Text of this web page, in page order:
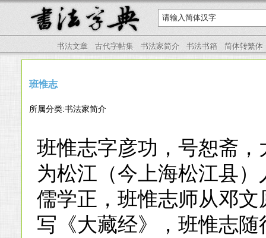
书法文章 古代字帖集 书法家简介 书法书箱 简体转繁体
班惟志
所属分类:书法家简介
班惟志字彦功，号恕斋
为松江（今上海松江县
儒学正，班惟志师从邓
写《大藏经》，班惟志